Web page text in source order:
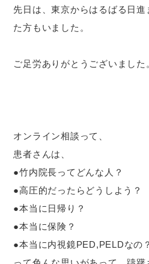
先日は、東京からはるばる日
た方もいました。
ご足労ありがとうございました
オンライン相談って、
患者さんは、
●竹内院長ってどんな人？
●高圧的だったらどうしよう？
●本当に日帰り？
●本当に保険？
●本当に内視鏡PED,PELDなの？